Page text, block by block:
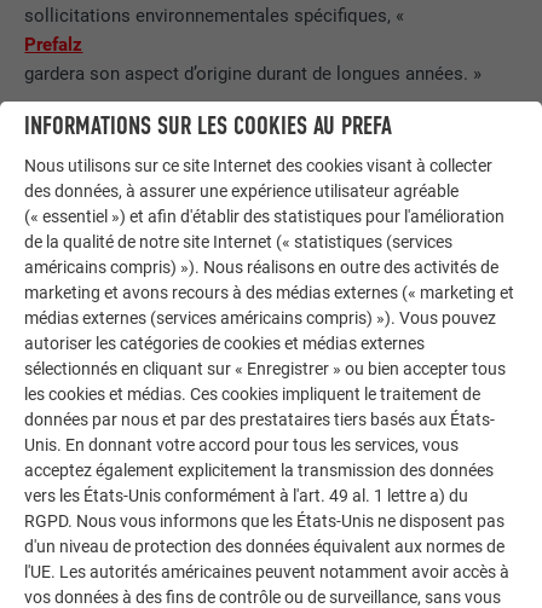
sollicitations environnementales spécifiques, «
Prefalz
gardera son aspect d’origine durant de longues années. »
Architecte Susanne Aniba
INFORMATIONS SUR LES COOKIES AU PREFA
Nous utilisons sur ce site Internet des cookies visant à collecter
des données, à assurer une expérience utilisateur agréable
(« essentiel ») et afin d'établir des statistiques pour l'amélioration
de la qualité de notre site Internet (« statistiques (services
américains compris) »). Nous réalisons en outre des activités de
marketing et avons recours à des médias externes (« marketing et
médias externes (services américains compris) »). Vous pouvez
autoriser les catégories de cookies et médias externes
sélectionnés en cliquant sur « Enregistrer » ou bien accepter tous
les cookies et médias. Ces cookies impliquent le traitement de
données par nous et par des prestataires tiers basés aux États-
Unis. En donnant votre accord pour tous les services, vous
acceptez également explicitement la transmission des données
vers les États-Unis conformément à l'art. 49 al. 1 lettre a) du
RGPD. Nous vous informons que les États-Unis ne disposent pas
d'un niveau de protection des données équivalent aux normes de
l'UE. Les autorités américaines peuvent notamment avoir accès à
vos données à des fins de contrôle ou de surveillance, sans vous